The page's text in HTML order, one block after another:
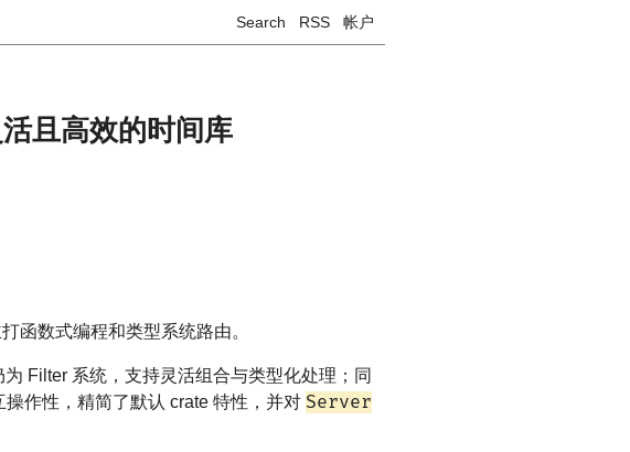
Search RSS 帐户
且高效的时间库
函数式编程和类型系统路由。
Filter 系统，支持灵活组合与类型化处理；同
作性，精简了默认 crate 特性，并对 Server